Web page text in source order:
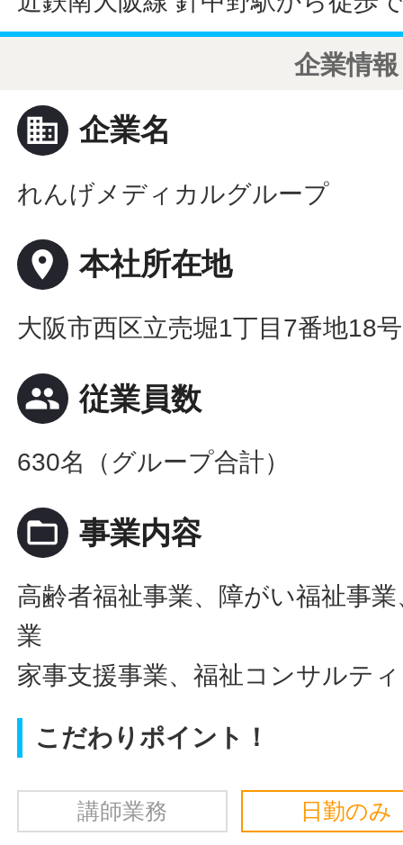
企業情報
business 企業名
れんげメディカルグループ
place 本社所在地
大阪市西区立売堀1丁目7番地18
people 従業員数
630名（グループ合計）
folder_open 事業内容
高齢者福祉事業、障がい福祉事
業
家事支援事業、福祉コンサルテ
こだわりポイント！
講師業務 日勤のみ